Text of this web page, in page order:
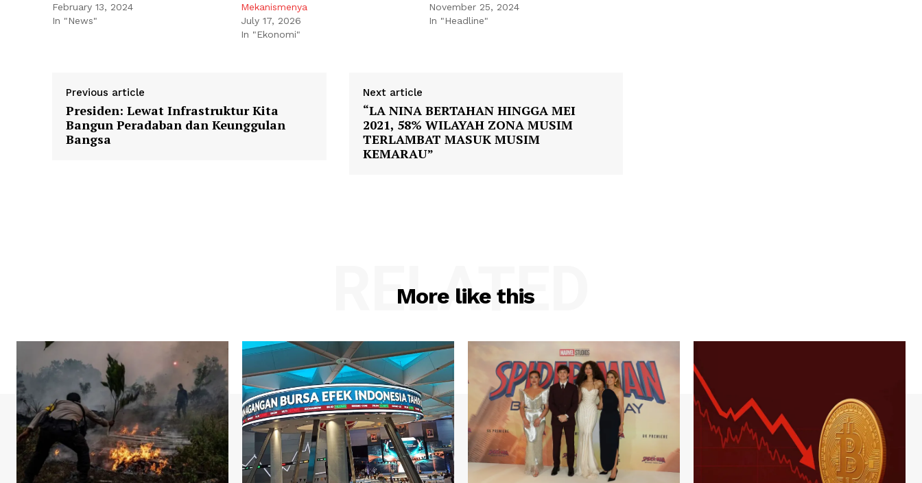
February 13, 2024
In "News"
Mekanismenya
July 17, 2026
In "Ekonomi"
November 25, 2024
In "Headline"
Previous article
Presiden: Lewat Infrastruktur Kita
Bangun Peradaban dan Keunggulan
Bangsa
Next article
“LA NINA BERTAHAN HINGGA MEI
2021, 58% WILAYAH ZONA MUSIM
TERLAMBAT MASUK MUSIM
KEMARAU”
More like this
RELATED